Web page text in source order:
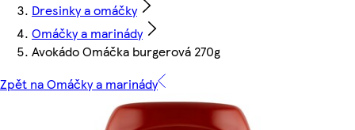
Dresinky a omáčky
Omáčky a marinády
Avokádo Omáčka burgerová 270g
Zpět na Omáčky a marinády